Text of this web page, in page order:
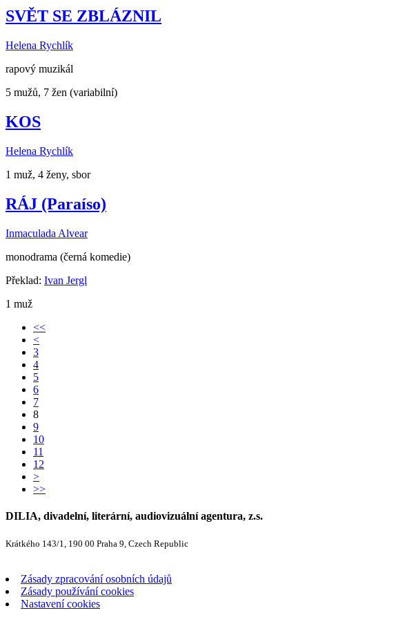
SVĚT SE ZBLÁZNIL
Helena Rychlík
rapový muzikál
5 mužů, 7 žen (variabilní)
KOS
Helena Rychlík
1 muž, 4 ženy, sbor
RÁJ (Paraíso)
Inmaculada Alvear
monodrama (černá komedie)
Překlad: Ivan Jergl
1 muž
<<
<
3
4
5
6
7
8
9
10
11
12
>
>>
DILIA, divadelní, literární, audiovizuální agentura, z.s.
Krátkého 143/1, 190 00 Praha 9, Czech Republic
Zásady zpracování osobních údajů
Zásady používání cookies
Nastavení cookies